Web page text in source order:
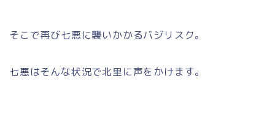
そこで再び七悪に襲いかかるバジリスク。
七悪はそんな状況で北里に声をかけます。